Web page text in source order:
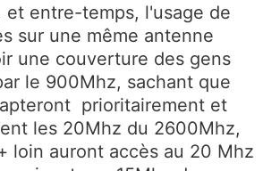
et entre-temps, l'usage de
sur une même antenne
une couverture des gens
le 900Mhz, sachant que
prioritairement et
les 20Mhz du 2600Mhz,
loin auront accès au 20 Mhz